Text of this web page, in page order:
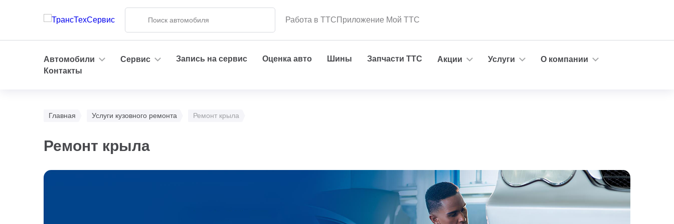
Работа в ТТСПриложение Мой ТТС
Автомобили Сервис Запись на сервис Оценка авто Шины Запчасти ТТС Акции Услуги
О компании
Контакты
Главная Услуги кузовного ремонта Ремонт крыла
Ремонт крыла